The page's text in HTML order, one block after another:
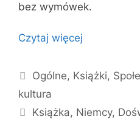
bez wymówek.
Czytaj więcej
Kategorie
Ogólne, Książki,
kultura
Tagi
Książka, Niemcy,